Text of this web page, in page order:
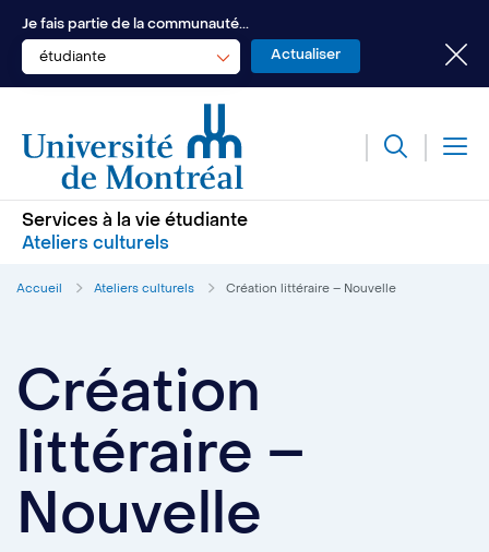
Je fais partie de la communauté...
étudiante
Services à la vie étudiante
Ateliers culturels
Accueil Ateliers culturels Création littéraire – Nouvelle
Création
littéraire –
Nouvelle